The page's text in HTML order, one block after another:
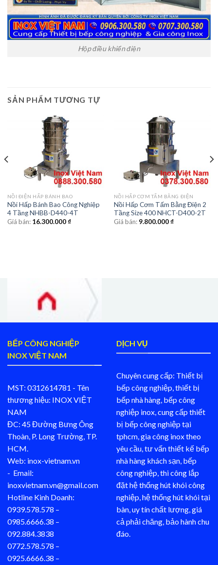
Hộp điều khiển điện
SẢN PHẨM TƯƠNG TỰ
NỒI ĐIỆN HẤP BÁNH BAO
Nồi Hấp Bánh Bao Công Nghiệp
4 Tầng NHBB-D440-4T
Giá bán: 16.300.000₫
NỒI HẤP CƠM TẤM BẰNG ĐIỆN
Nồi Hấp Cơm Tấm Bằng Điện 2
Tầng Size 400 NHCT-D400-2T
Giá bán: 9.800.000₫
BẾP CÔNG NGHIỆP
INOX VIỆT NAM
MST: 0312614781 - Tên
thương hiệu: INOX VIỆT
NAM
ĐC: 45 Đường Bưng Ông
Thoàn, P. Long Trường, TP.
HCM.
Web: inox-vietnam.vn
- Email:
inoxvietnam.vn@gmail.com
Hotline Kinh Doanh:
0939.578.578 –
0985.6666.38 –
092.884.3838
0772.578.578 –
0925.6666.38 –
DỊCH VỤ
Chuyên cung cấp: Thiết bị
bếp công nghiệp, thiết bị
bếp nhà hàng, bếp công
nghiệp inox, cung cấp thiết
bị bếp công nghiệp tại
tphcm, gia công inox theo
yêu cầu, tư vấn thiết kế bếp
nhà hàng khách sạn, bếp
công nghiệp, thi công lắp
đặt hệ thống hút khói công
nghiệp, hệ thống hút khói tại
bàn, uy tín chất lượng, giá
cả phải chăng, bảo hành chu
đáo.